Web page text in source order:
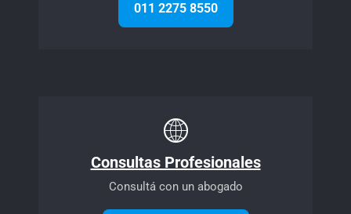
011 2275 8550
Consultas Profesionales
Consultá con un abogado